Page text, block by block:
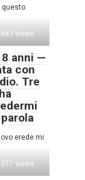
questo
683 views
anni —
con
Tre
erede mi
377 views